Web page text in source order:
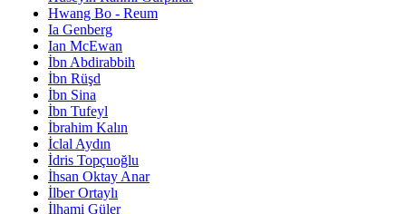
Hwang Bo - Reum
Ia Genberg
Ian McEwan
İbn Abdirabbih
İbn Rüşd
İbn Sina
İbn Tufeyl
İbrahim Kalın
İclal Aydın
İdris Topçuoğlu
İhsan Oktay Anar
İlber Ortaylı
İlhami Güler